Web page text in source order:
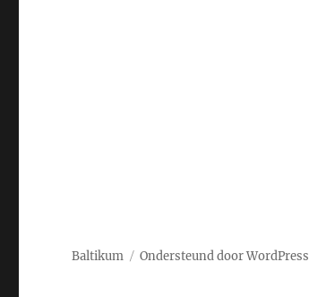
Baltikum Ondersteund door WordPress